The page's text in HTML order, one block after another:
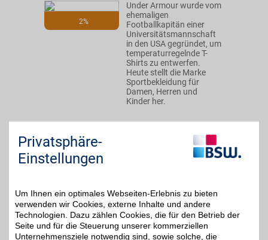
2%
Under Armour wurde vom
ehemaligen
Footballkapitän einer
Universitätsmannschaft
in den USA gegründet, um
temperaturregelnde T-
Shirts zu entwerfen.
Heute stellt die Marke
Sportbekleidung für
Damen, Herren und
Kinder her.
4% Zum Partnerprofil
Privatsphäre-
Einstellungen
Um Ihnen ein optimales Webseiten-Erlebnis zu bieten
verwenden wir Cookies, externe Inhalte und andere
Technologien. Dazu zählen Cookies, die für den Betrieb der
Seite und für die Steuerung unserer kommerziellen
Unternehmensziele notwendig sind, sowie solche, die